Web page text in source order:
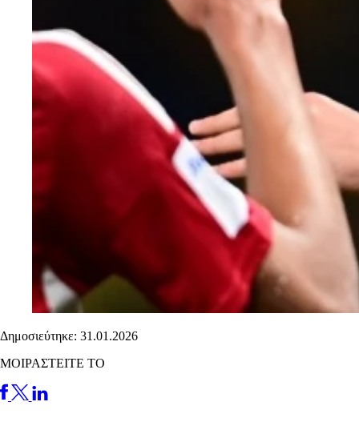
Δημοσιεύτηκε: 31.01.2026
ΜΟΙΡΑΣΤΕΙΤΕ ΤΟ